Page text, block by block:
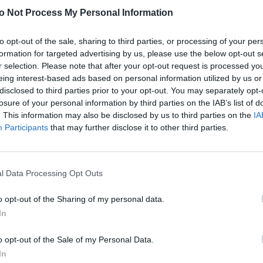
Not Process My Personal Information
opt-out of the sale, sharing to third parties, or processing of your
for targeted advertising by us, please use the below opt-out
selection. Please note that after your opt-out request is processed
interest-based ads based on personal information utilized by us
to third parties prior to your opt-out. You may separately
of your personal information by third parties on the IAB’s list of
This information may also be disclosed by us to third parties on the
Participants that may further disclose it to other third parties.
Data Processing Opt Outs
opt-out of the Sharing of my personal data.
opt-out of the Sale of my Personal Data.
o jedność wszystkich[10].
nami samymi i z bratem
Boga swego, całym swoim sercem, całą swoją duszą,
dostrzec prymat miłości Boga i jej bezpośredni wpływ na
jest namacalnym dowodem autentyczności
trwa w nas i miłość ku Niemu jest w nas doskonała.
przedmiot tej miłości jest odmienny: Bóg, bliźni i my
. Prymat miłości Boga oznacza, że działania człowieka
która wykracza poza normy obrzędowe i przekłada
miłość siebie samego. Zakłada ona odejście od
kariery, pozycji lub pochodzenia
i odnajdywanie
ze względu na swoją naturę duchową, realizuje się w
jej tożsamość osobista. Człowiek dowartościowuje